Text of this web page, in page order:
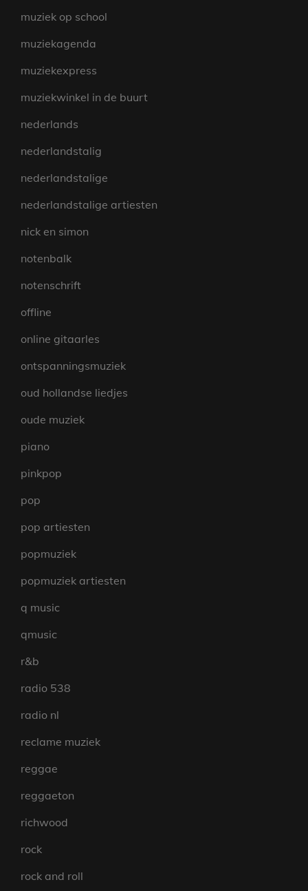
muziek op school
muziekagenda
muziekexpress
muziekwinkel in de buurt
nederlands
nederlandstalig
nederlandstalige
nederlandstalige artiesten
nick en simon
notenbalk
notenschrift
offline
online gitaarles
ontspanningsmuziek
oud hollandse liedjes
oude muziek
piano
pinkpop
pop
pop artiesten
popmuziek
popmuziek artiesten
q music
qmusic
r&b
radio 538
radio nl
reclame muziek
reggae
reggaeton
richwood
rock
rock and roll